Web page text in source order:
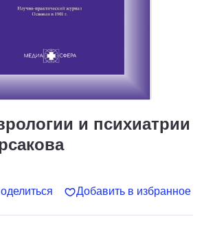
и психиатрии
Добавить в избранное